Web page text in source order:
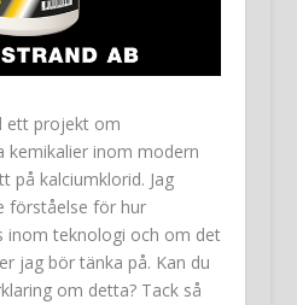
ett projekt om
kemikalier inom modern
på kalciumklorid. Jag
förståelse för hur
inom teknologi och om det
jag bör tänka på. Kan du
om detta? Tack så